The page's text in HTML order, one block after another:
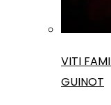
VITI
GUINOT